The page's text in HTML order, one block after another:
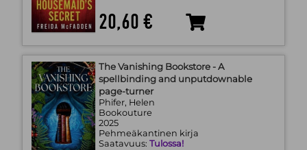
20,60 €
The Vanishing Bookstore - A
spellbinding and unputdownable
page-turner
Phifer, Helen
Bookouture
2025
Pehmeäkantinen kirja
Saatavuus: Tulossa!